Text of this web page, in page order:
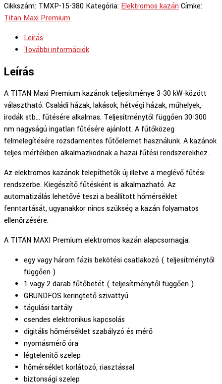
Cikkszám: TMXP-15-380 Kategória: Elektromos kazán Címke:
Titan Maxi Premium
Leírás
További információk
Leírás
A TITAN Maxi Premium kazánok teljesítménye 3-30 kW-között
választható. Családi házak, lakások, hétvégi házak, műhelyek,
irodák stb… fűtésére alkalmas. Teljesítménytől függően 30-300
nm nagyságú ingatlan fűtésére ajánlott. A fűtőközeg
felmelegítésére rozsdamentes fűtőelemet használunk. A kazánok
teljes mértékben alkalmazkodnak a hazai fűtési rendszerekhez.
Az elektromos kazánok telepíthetők új illetve a meglévő fűtési
rendszerbe. Kiegészítő fűtésként is alkalmazható. Az
automatizálás lehetővé teszi a beállított hőmérséklet
fenntartását, ugyanakkor nincs szükség a kazán folyamatos
ellenőrzésére.
A TITAN MAXI Premium elektromos kazán alapcsomagja:
egy vagy három fázis bekötési csatlakozó ( teljesítménytől
függően )
1 vagy 2 darab fűtőbetét ( teljesítménytől függően )
GRUNDFOS keringtető szivattyú
tágulási tartály
csendes elektronikus kapcsolás
digitális hőmérséklet szabályzó és mérő
nyomásmérő óra
légtelenítő szelep
hőmérséklet korlátozó, riasztással
biztonsági szelep